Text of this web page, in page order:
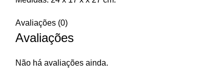
Avaliações (0)
Avaliações
Não há avaliações ainda.